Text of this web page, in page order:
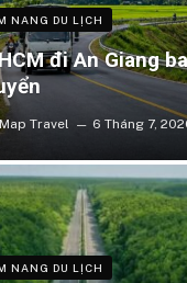
NANG DU LỊCH
đi An Giang
Travel 6 Tháng 7,
NANG DU LỊCH